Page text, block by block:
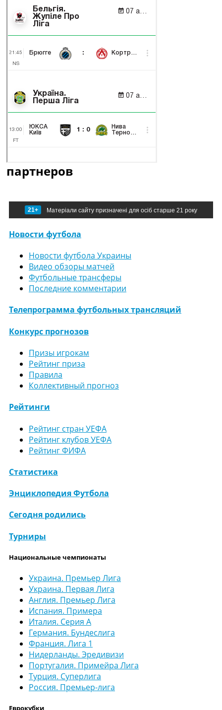
партнеров
21+ Матеріали сайту призначені для осіб старше 21 року
Новости футбола
Новости футбола Украины
Видео обзоры матчей
Футбольные трансферы
Последние комментарии
Телепрограмма футбольных трансляций
Конкурс прогнозов
Призы игрокам
Рейтинг приза
Правила
Коллективный прогноз
Рейтинги
Рейтинг стран УЕФА
Рейтинг клубов УЕФА
Рейтинг ФИФА
Статистика
Энциклопедия Футбола
Сегодня родились
Турниры
Национальные чемпионаты
Украина. Премьер Лига
Украина. Первая Лига
Англия. Премьер Лига
Испания. Примера
Италия. Серия А
Германия. Бундеслига
Франция. Лига 1
Нидерланды. Эредивизи
Португалия. Примейра Лига
Турция. Суперлига
Россия. Премьер-лига
Еврокубки